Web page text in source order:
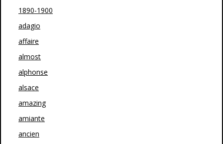
1890-1900
adagio
affaire
almost
alphonse
alsace
amazing
amiante
ancien